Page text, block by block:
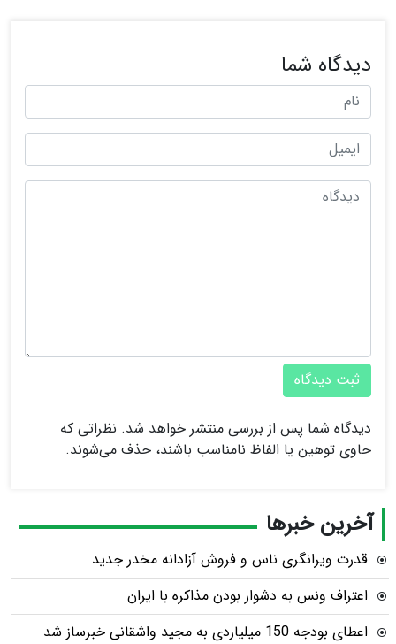
دیدگاه شما
ثبت دیدگاه
دیدگاه شما پس از بررسی منتشر خواهد شد. نظراتی که
حاوی توهین یا الفاظ نامناسب باشند، حذف می‌شوند.
آخرین خبرها
قدرت ویرانگری ناس و فروش آزادانه مخدر جدید
اعتراف ونس به دشوار بودن مذاکره با ایران
اعطای بودجه 150 میلیاردی به مجید واشقانی خبرساز شد